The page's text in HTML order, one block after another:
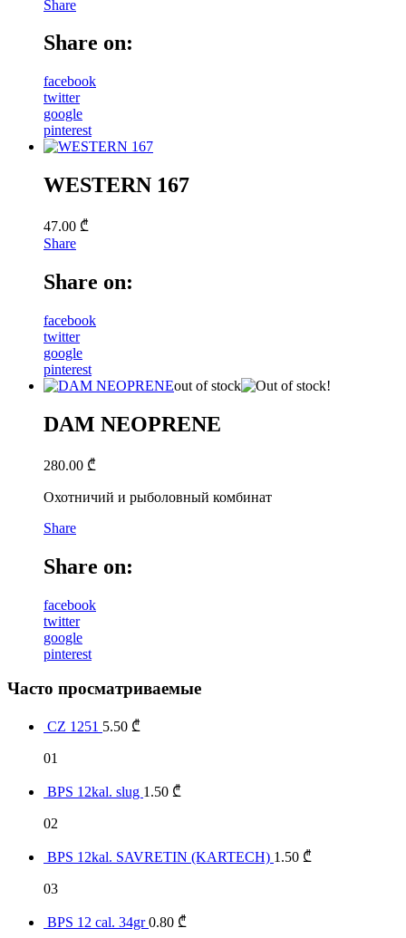
Share
Share on:
facebook
twitter
google
pinterest
WESTERN 167
47.00 ₾
Share
Share on:
facebook
twitter
google
pinterest
out of stock
DAM NEOPRENE
280.00 ₾
Охотничий и рыболовный комбинат
Share
Share on:
facebook
twitter
google
pinterest
Часто просматриваемые
CZ 1251 5.50 ₾
01
BPS 12kal. slug 1.50 ₾
02
BPS 12kal. SAVRETIN (KARTECH) 1.50 ₾
03
BPS 12 cal. 34gr0.80 ₾